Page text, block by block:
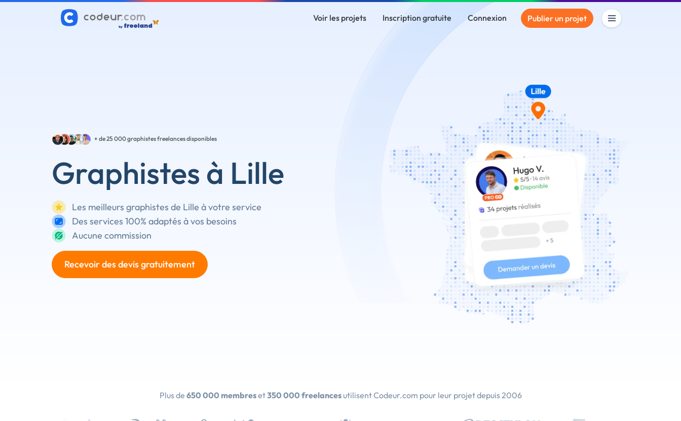
Voir les projets Inscription gratuite Connexion Publier un projet
+ de 25 000graphistes freelances disponibles
Graphistes à Lille
Les meilleurs graphistes de Lille à votre service
Des services 100% adaptés à vos besoins
Aucune commission
Recevoir des devis gratuitement
Plus de 650 000 membreset350 000 freelancesutilisent Codeur.com pour leur projet depuis 2006